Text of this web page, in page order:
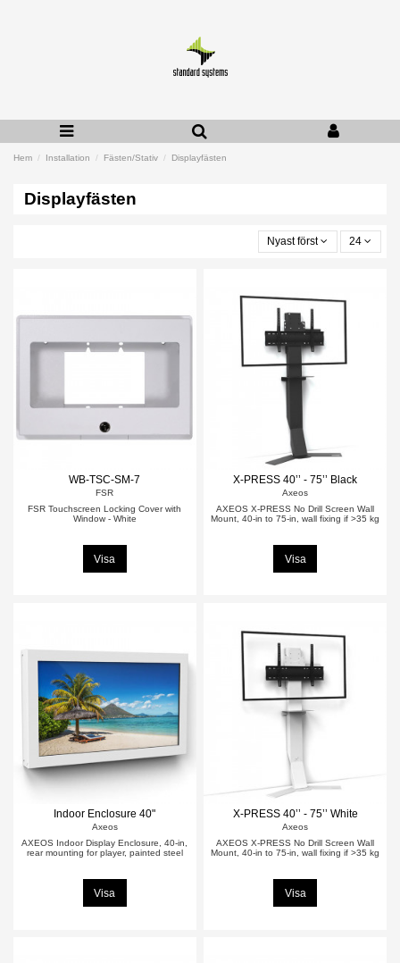
Hem Installation Fästen/Stativ Displayfästen
Displayfästen
Nyast först 24
WB-TSC-SM-7
FSR
FSR Touchscreen Locking Cover with
Window - White
Visa
X-PRESS 40’’ - 75’’ Black
Axeos
AXEOS X-PRESS No Drill Screen Wall
Mount, 40-in to 75-in, wall fixing if >35 kg
Visa
Indoor Enclosure 40"
Axeos
AXEOS Indoor Display Enclosure, 40-in,
rear mounting for player, painted steel
Visa
X-PRESS 40’’ - 75’’ White
Axeos
AXEOS X-PRESS No Drill Screen Wall
Mount, 40-in to 75-in, wall fixing if >35 kg
Visa